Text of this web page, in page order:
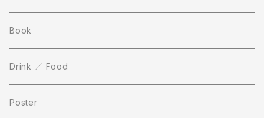
Book
Drink ／ Food
Poster